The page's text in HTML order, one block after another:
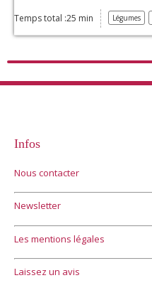
Temps total :25 min Légumes
Infos
Nous contacter
Newsletter
Les mentions légales
Laissez un avis